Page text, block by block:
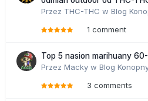
Przez THC-THC w Blog
1 comment
Top 5 nasion marihuany
Przez Macky w Blog
3 comments